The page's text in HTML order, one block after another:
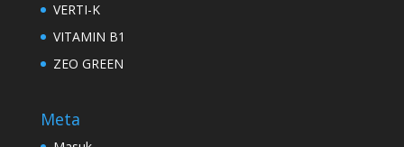
VERTI-K
VITAMIN B1
ZEO GREEN
Meta